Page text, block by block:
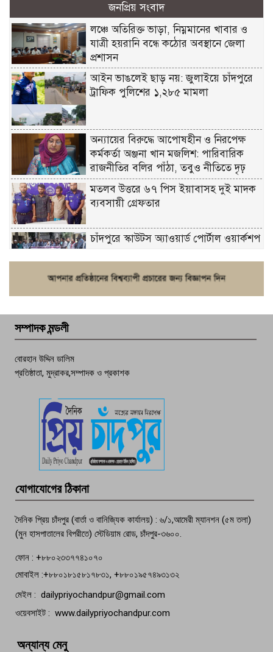
জনপ্রিয় সংবাদ
লঞ্চে অতিরিক্ত ভাড়া, নিম্নমানের খাবার ও
যাত্রী হয়রানি বন্ধে কঠোর অবস্থানে জেলা
প্রশাসন
আইন ভাঙলেই ছাড় নয়: জুলাইয়ে চাঁদপুরে
ট্রাফিক পুলিশের ১,২৮৫ মামলা
অন্যায়ের বিরুদ্ধে আপোষহীন ও নিরপেক্ষ
কর্মকর্তা অঞ্জনা খান মজলিশ: পারিবারিক
রাজনীতির বলির পাঁঠা, তবুও নীতিতে দৃঢ়
মতলব উত্তরে ৬৭ পিস ইয়াবাসহ দুই মাদক
ব্যবসায়ী গ্রেফতার
চাঁদপুরে স্কাউটস অ্যাওয়ার্ড পোর্টাল ওয়ার্কশপ
পচা দুর্গন্ধে ৯৯৯-এ ফোন, ফরিদগঞ্জে
তরুণের অর্ধগলিত লাশ উদ্ধার
বেঁচে নেই, বিভিন্ন সংগঠনের শোক
সম্পাদক মন্ডলী
বোরহান উদ্দিন ডালিম
প্রতিষ্ঠাতা, মুদ্রাকর,সম্পাদক ও প্রকাশক
যোগাযোগের ঠিকানা
দৈনিক প্রিয় চাঁদপুর (বার্তা ও বানিজ্যিক কার্যালয়) : ৬/১,আমেরী ম্যানশন (৫ম তলা)
(মুন হাসপাতালের বিপরীতে) স্টেডিয়াম রোড, চাঁদপুর-৩৬০০.
ফোন : +৮৮০২৩৩৭৭৪১০৭০
মোবাইল :+৮৮০১৮১৫৮১৭৮৩১, +৮৮০১৯৫৭৪৯৩১৩২
মেইল : dailypriyochandpur@gmail.com
ওয়েবসাইট : www.dailypriyochandpur.com
অন্যান্য মেনু